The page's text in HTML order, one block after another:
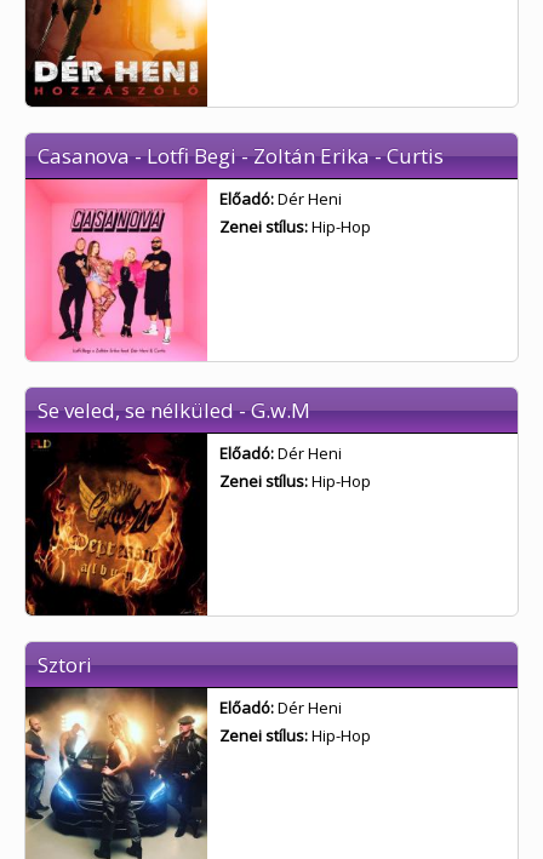
Casanova - Lotfi Begi - Zoltán Erika - Curtis
Előadó:Dér Heni
Zenei stílus:Hip-Hop
Se veled, se nélküled - G.w.M
Előadó:Dér Heni
Zenei stílus:Hip-Hop
Sztori
Előadó:Dér Heni
Zenei stílus:Hip-Hop